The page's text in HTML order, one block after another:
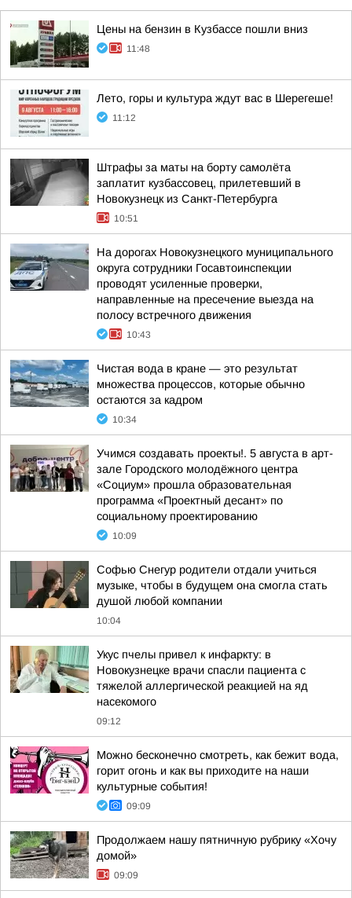
Цены на бензин в Кузбассе пошли вниз
11:48
Лето, горы и культура ждут вас в Шерегеше!
11:12
Штрафы за маты на борту самолёта
заплатит кузбассовец, прилетевший в
Новокузнецк из Санкт-Петербурга
10:51
На дорогах Новокузнецкого муниципального
округа сотрудники Госавтоинспекции
проводят усиленные проверки,
направленные на пресечение выезда на
полосу встречного движения
10:43
Чистая вода в кране — это результат
множества процессов, которые обычно
остаются за кадром
10:34
Учимся создавать проекты!. 5 августа в арт-
зале Городского молодёжного центра
«Социум» прошла образовательная
программа «Проектный десант» по
социальному проектированию
10:09
Софью Снегур родители отдали учиться
музыке, чтобы в будущем она смогла стать
душой любой компании
10:04
Укус пчелы привел к инфаркту: в
Новокузнецке врачи спасли пациента с
тяжелой аллергической реакцией на яд
насекомого
09:12
Можно бесконечно смотреть, как бежит вода,
горит огонь и как вы приходите на наши
культурные события!
09:09
Продолжаем нашу пятничную рубрику «Хочу
домой»
09:09